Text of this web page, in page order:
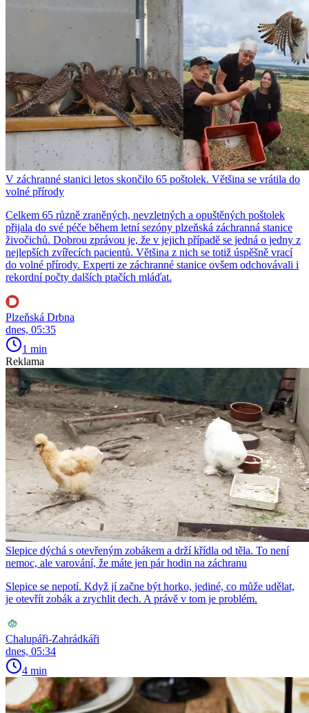
V záchranné stanici letos skončilo 65 poštolek. Většina se vrátila do
volné přírody
Celkem 65 různě zraněných, nevzletných a opuštěných poštolek
přijala do své péče během letní sezóny plzeňská záchranná stanice
živočichů. Dobrou zprávou je, že v jejich případě se jedná o jedny z
nejlepších zvířecích pacientů. Většina z nich se totiž úspěšně vrací
do volné přírody. Experti ze záchranné stanice ovšem odchovávali i
rekordní počty dalších ptačích mláďat.
Plzeňská Drbna
dnes, 05:35
1 min
Reklama
Slepice dýchá s otevřeným zobákem a drží křídla od těla. To není
nemoc, ale varování, že máte jen pár hodin na záchranu
Slepice se nepotí. Když jí začne být horko, jediné, co může udělat,
je otevřít zobák a zrychlit dech. A právě v tom je problém.
Chalupáři-Zahrádkáři
dnes, 05:34
4 min